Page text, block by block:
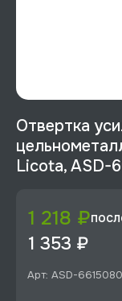
Отвертка
Licota, ASD-
1 218 ₽
1 353 ₽
Арт: ASD-6615080